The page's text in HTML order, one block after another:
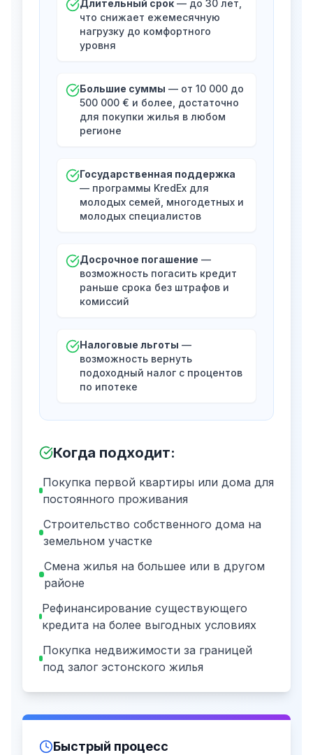
Длительный срок — до 30 лет,
что снижает ежемесячную
нагрузку до комфортного
уровня
Большие суммы — от 10 000 до
500 000 € и более, достаточно
для покупки жилья в любом
регионе
Государственная поддержка
— программы KredEx для
молодых семей, многодетных и
молодых специалистов
Досрочное погашение —
возможность погасить кредит
раньше срока без штрафов и
комиссий
Налоговые льготы —
возможность вернуть
подоходный налог с процентов
по ипотеке
Когда подходит:
Покупка первой квартиры или дома для
постоянного проживания
Строительство собственного дома на
земельном участке
Смена жилья на большее или в другом
районе
Рефинансирование существующего
кредита на более выгодных условиях
Покупка недвижимости за границей
под залог эстонского жилья
Быстрый процесс